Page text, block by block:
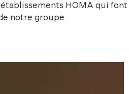
HOMA qui font
notre groupe.